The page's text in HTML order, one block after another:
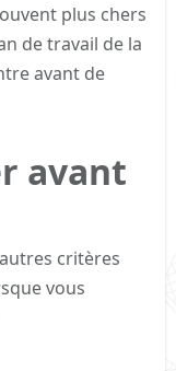
plus chers
de travail de la
avant de
avant
critères
vous